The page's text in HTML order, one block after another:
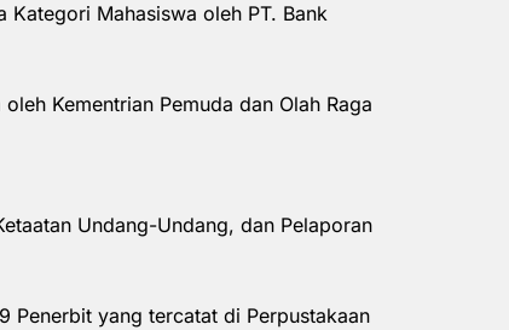
Kategori Mahasiswa oleh PT. Bank
Kementrian Pemuda dan Olah Raga
Undang-Undang, dan Pelaporan
Penerbit yang tercatat di Perpustakaan